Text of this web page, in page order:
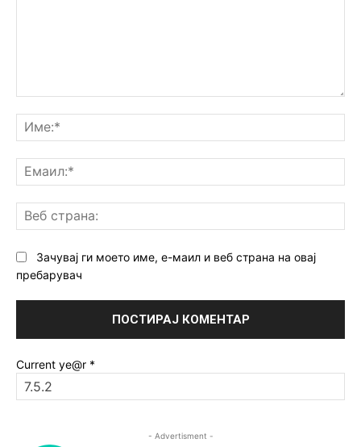
Зачувај ги моето име, е-маил и веб страна на овај
пребарувач
Current ye@r *
- Advertisment -